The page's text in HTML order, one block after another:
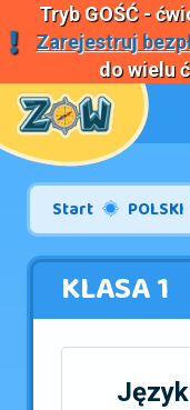
TrybGOŚĆ-
Zarejestruj
do wielu
Start POLSKI
KLASA 1